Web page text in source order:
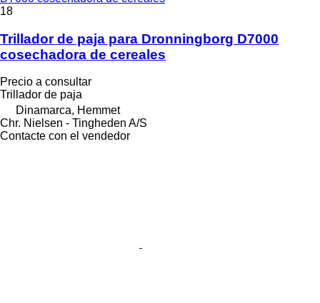
18
Trillador de paja para Dronningborg D7000
cosechadora de cereales
Precio a consultar
Trillador de paja
Dinamarca, Hemmet
Chr. Nielsen - Tingheden A/S
Contacte con el vendedor